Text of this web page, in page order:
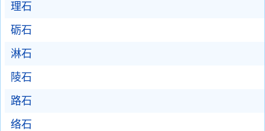
理石
砺石
淋石
陵石
路石
络石